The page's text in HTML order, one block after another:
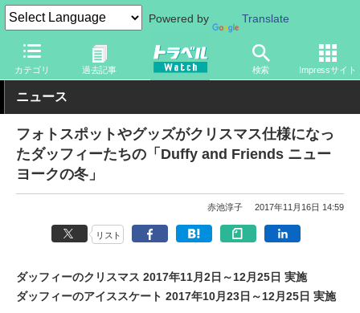
Powered by Translate
カテゴリ 過去記事 検索 Impressサイト
トラベル Watch 旅の情報 観光地 ディズニーリゾート
ニュース
フォトスポットやグッズがクリスマス仕様になっ
たダッフィーたちの「Duffy and Friends ニュー
ヨークの冬」
赤池淳子 2017年11月16日 14:59
リスト
ダッフィーのクリスマス 2017年11月2日～12月25日 実施
ダッフィーのアイススケート 2017年10月23日～12月25日 実施